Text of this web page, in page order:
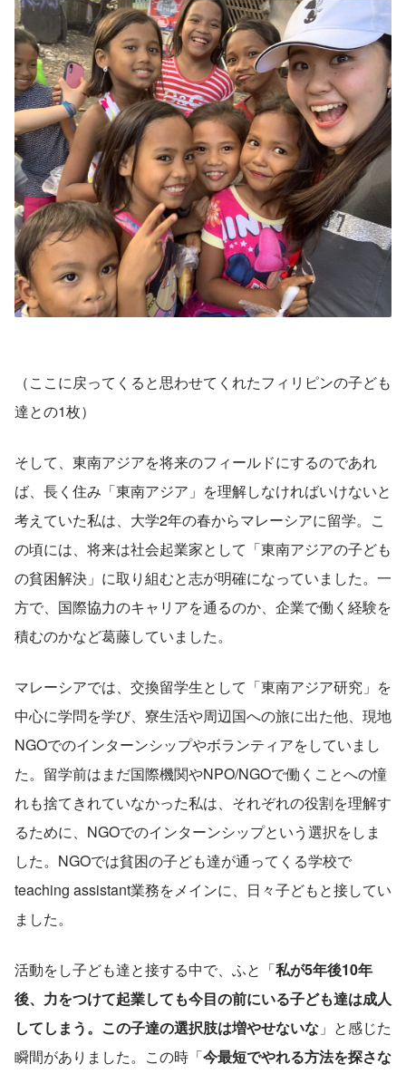
（ここに戻ってくると思わせてくれたフィリピンの子ども
達との1枚）
そして、東南アジアを将来のフィールドにするのであれ
ば、長く住み「東南アジア」を理解しなければいけないと
考えていた私は、大学2年の春からマレーシアに留学。こ
の頃には、将来は社会起業家として「東南アジアの子ども
の貧困解決」に取り組むと志が明確になっていました。一
方で、国際協力のキャリアを通るのか、企業で働く経験を
積むのかなど葛藤していました。
マレーシアでは、交換留学生として「東南アジア研究」を
中心に学問を学び、寮生活や周辺国への旅に出た他、現地
NGOでのインターンシップやボランティアをしていまし
た。留学前はまだ国際機関やNPO/NGOで働くことへの憧
れも捨てきれていなかった私は、それぞれの役割を理解す
るために、NGOでのインターンシップという選択をしま
した。NGOでは貧困の子ども達が通ってくる学校で
teaching assistant業務をメインに、日々子どもと接してい
ました。
活動をし子ども達と接する中で、ふと「私が5年後10年
後、力をつけて起業しても今目の前にいる子ども達は成人
してしまう。この子達の選択肢は増やせないな 」と感じた
瞬間がありました。この時「今最短でやれる方法を探さな